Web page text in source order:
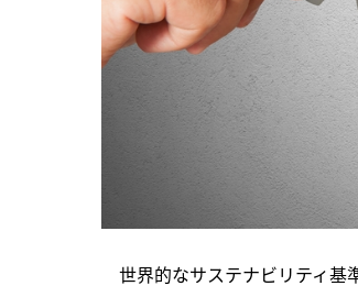
世界的なサステナビリティ基